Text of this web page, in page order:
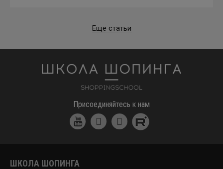
Еще статьи
Присоединяйтесь к нам
ШКОЛА ШОПИНГА